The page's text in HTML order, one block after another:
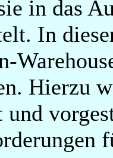
in das
In
Hierzu